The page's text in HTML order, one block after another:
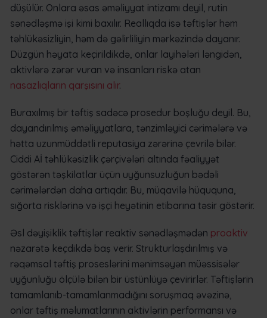
düşülür. Onlara əsas əməliyyat intizamı deyil, rutin
sənədləşmə işi kimi baxılır. Reallıqda isə təftişlər həm
təhlükəsizliyin, həm də gəlirliliyin mərkəzində dayanır.
Düzgün həyata keçirildikdə, onlar layihələri ləngidən,
aktivlərə zərər vuran və insanları riskə atan
nasazlıqların qarşısını alır.
Buraxılmış bir təftiş sadəcə prosedur boşluğu deyil. Bu,
dayandırılmış əməliyyatlara, tənzimləyici cərimələrə və
hətta uzunmüddətli reputasiya zərərinə çevrilə bilər.
Ciddi Aİ təhlükəsizlik çərçivələri altında fəaliyyət
göstərən təşkilatlar üçün uyğunsuzluğun bədəli
cərimələrdən daha artıqdır. Bu, müqavilə hüququna,
sığorta risklərinə və işçi heyətinin etibarına təsir göstərir.
Əsl dəyişiklik təftişlər reaktiv sənədləşmədən proaktiv
nəzarətə keçdikdə baş verir. Strukturlaşdırılmış və
rəqəmsal təftiş proseslərini mənimsəyən müəssisələr
uyğunluğu ölçülə bilən bir üstünlüyə çevirirlər. Təftişlərin
tamamlanıb-tamamlanmadığını soruşmaq əvəzinə,
onlar təftiş məlumatlarının aktivlərin performansı və